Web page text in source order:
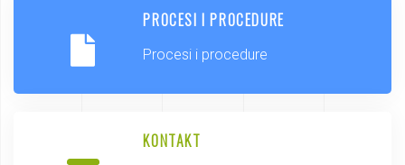
PROCESI I PROCEDURE
Procesi i procedure
KONTAKT